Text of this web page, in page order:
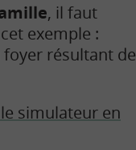
, il faut
exemple :
foyer résultant de
simulateur en